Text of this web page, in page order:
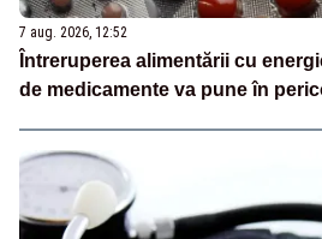
7 aug. 2026, 12:52
Întreruperea alimentării cu
de medicamente va pune în